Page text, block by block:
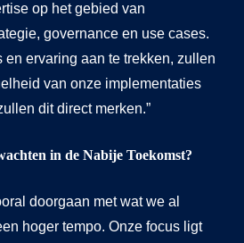
op het gebied van
governance en use cases.
en ervaring aan te trekken, zullen
van onze implementaties
dit direct merken.”
in de Nabije Toekomst?
doorgaan met wat we al
hoger tempo. Onze focus ligt